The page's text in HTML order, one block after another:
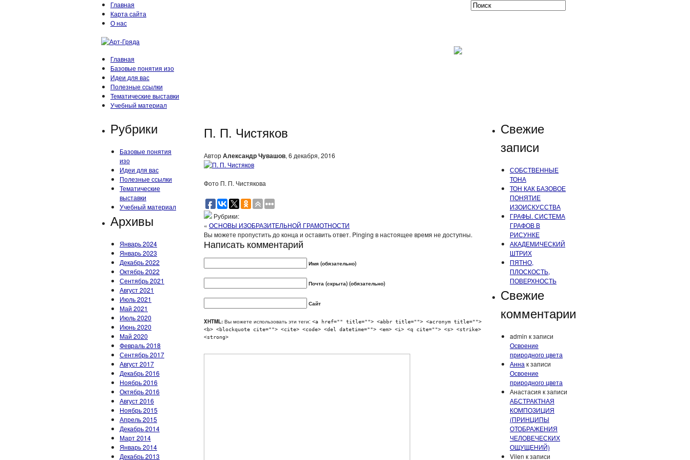
Главная
Карта сайта
О нас
Главная
Базовые понятия изо
Идеи для вас
Полезные ссылки
Тематические выставки
Учебный материал
Рубрики
Базовые понятия
изо
Идеи для вас
Полезные ссылки
Тематические
выставки
Учебный материал
Архивы
Январь 2024
Январь 2023
Декабрь 2022
Октябрь 2022
Сентябрь 2021
Август 2021
Июль 2021
Май 2021
Июль 2020
Июнь 2020
Май 2020
Февраль 2018
Сентябрь 2017
Август 2017
Декабрь 2016
Ноябрь 2016
Октябрь 2016
Август 2016
Ноябрь 2015
Апрель 2015
Декабрь 2014
Март 2014
Январь 2014
Декабрь 2013
П. П. Чистяков
АвторАлександр Чувашов, 6 декабря, 2016
Фото П. П. Чистякова
Рубрики:
« ОСНОВЫ ИЗОБРАЗИТЕЛЬНОЙ ГРАМОТНОСТИ
Вы можете пропустить до конца и оставить ответ. Pinging в настоящее время не доступны.
Написать комментарий
Имя (обязательно)
Почта (скрыта) (обязательно)
Сайт
XHTML: Вы можете использовать эти теги: <a href="" title=""> <abbr title=""> <acronym title="">
<b> <blockquote cite=""> <cite> <code> <del datetime=""> <em> <i> <q cite=""> <s> <strike>
<strong>
Свежие
записи
СОБСТВЕННЫЕ
ТОНА
ТОН КАК БАЗОВОЕ
ПОНЯТИЕ
ИЗОИСКУССТВА
ГРАФЫ. СИСТЕМА
ГРАФОВ В
РИСУНКЕ
АКАДЕМИЧЕСКИЙ
ШТРИХ
ПЯТНО,
ПЛОСКОСТЬ,
ПОВЕРХНОСТЬ
Свежие
комментарии
admin к записи
Освоение
природного цвета
Анна к записи
Освоение
природного цвета
Анастасия к записи
АБСТРАКТНАЯ
КОМПОЗИЦИЯ
(ПРИНЦИПЫ
ОТОБРАЖЕНИЯ
ЧЕЛОВЕЧЕСКИХ
ОЩУЩЕНИЙ)
Vilen к записи